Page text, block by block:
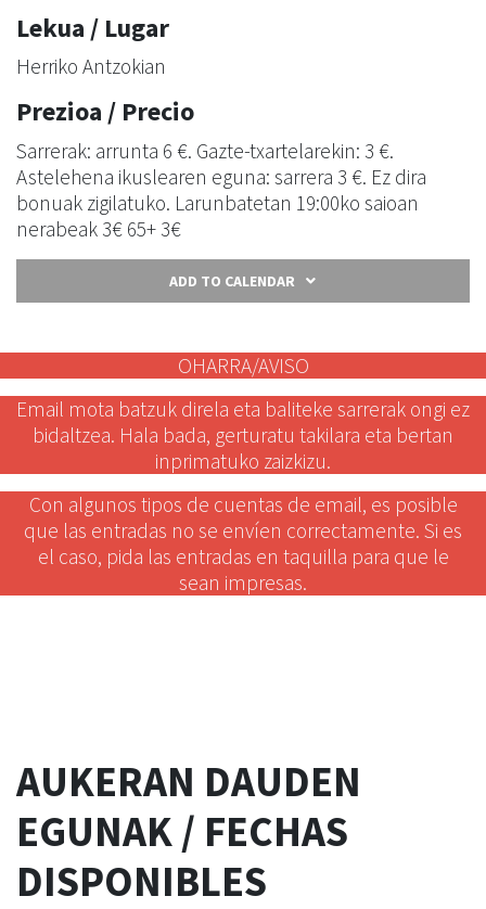
Lekua / Lugar
Herriko Antzokian
Prezioa / Precio
Sarrerak: arrunta 6 €. Gazte-txartelarekin: 3 €.
Astelehena ikuslearen eguna: sarrera 3 €. Ez dira
bonuak zigilatuko. Larunbatetan 19:00ko saioan
nerabeak 3€ 65+ 3€
ADD TO CALENDAR
OHARRA/AVISO
Email mota batzuk direla eta baliteke sarrerak ongi ez
bidaltzea. Hala bada, gerturatu takilara eta bertan
inprimatuko zaizkizu.
Con algunos tipos de cuentas de email, es posible
que las entradas no se envíen correctamente. Si es
el caso, pida las entradas en taquilla para que le
sean impresas.
AUKERAN DAUDEN
EGUNAK / FECHAS
DISPONIBLES